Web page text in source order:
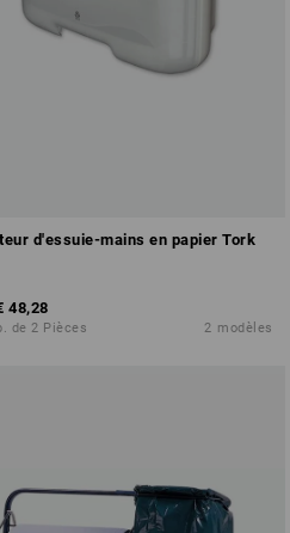
d'essuie-mains en papier Tork
48,28
de 2 Pièces 2 modèles